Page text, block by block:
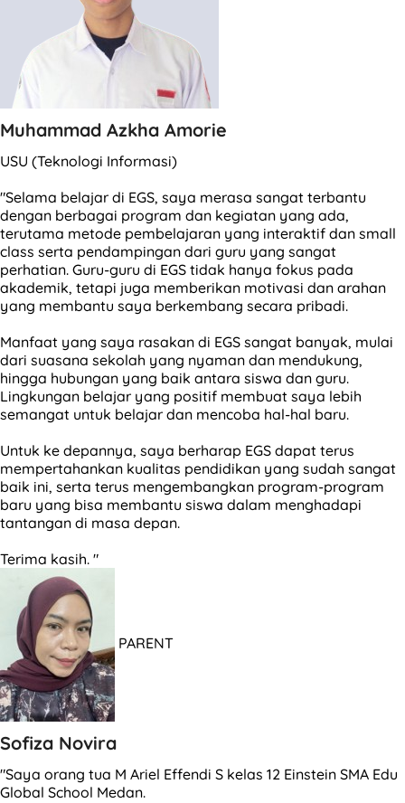
Muhammad Azkha Amorie
USU (Teknologi Informasi)
"Selama belajar di EGS, saya merasa sangat terbantu
dengan berbagai program dan kegiatan yang ada,
terutama metode pembelajaran yang interaktif dan small
class serta pendampingan dari guru yang sangat
perhatian. Guru-guru di EGS tidak hanya fokus pada
akademik, tetapi juga memberikan motivasi dan arahan
yang membantu saya berkembang secara pribadi.
Manfaat yang saya rasakan di EGS sangat banyak, mulai
dari suasana sekolah yang nyaman dan mendukung,
hingga hubungan yang baik antara siswa dan guru.
Lingkungan belajar yang positif membuat saya lebih
semangat untuk belajar dan mencoba hal-hal baru.
Untuk ke depannya, saya berharap EGS dapat terus
mempertahankan kualitas pendidikan yang sudah sangat
baik ini, serta terus mengembangkan program-program
baru yang bisa membantu siswa dalam menghadapi
tantangan di masa depan.
Terima kasih. "
PARENT
Sofiza Novira
"Saya orang tua M Ariel Effendi S kelas 12 Einstein SMA Edu
Global School Medan.